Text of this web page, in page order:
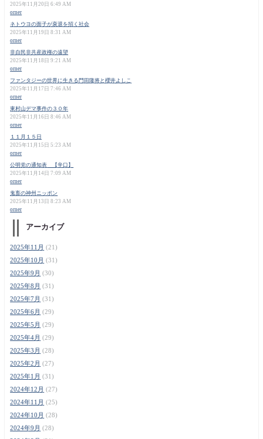
2025年11月20日 6:49 AM
orner
ネトウヨの面子が衰退を招く社会
2025年11月19日 8:31 AM
orner
非自民非共産政権の遠望
2025年11月18日 9:21 AM
orner
ファンタジーの世界に生きる門田隆将と櫻井よしこ
2025年11月17日 7:46 AM
orner
東村山デマ事件の３０年
2025年11月16日 8:46 AM
orner
１１月１５日
2025年11月15日 5:23 AM
orner
公明党の通知表 【辛口】
2025年11月14日 7:09 AM
orner
鬼畜の神州ニッポン
2025年11月13日 8:23 AM
orner
アーカイブ
2025年11月 (21)
2025年10月 (31)
2025年9月 (30)
2025年8月 (31)
2025年7月 (31)
2025年6月 (29)
2025年5月 (29)
2025年4月 (29)
2025年3月 (28)
2025年2月 (27)
2025年1月 (31)
2024年12月 (27)
2024年11月 (25)
2024年10月 (28)
2024年9月 (28)